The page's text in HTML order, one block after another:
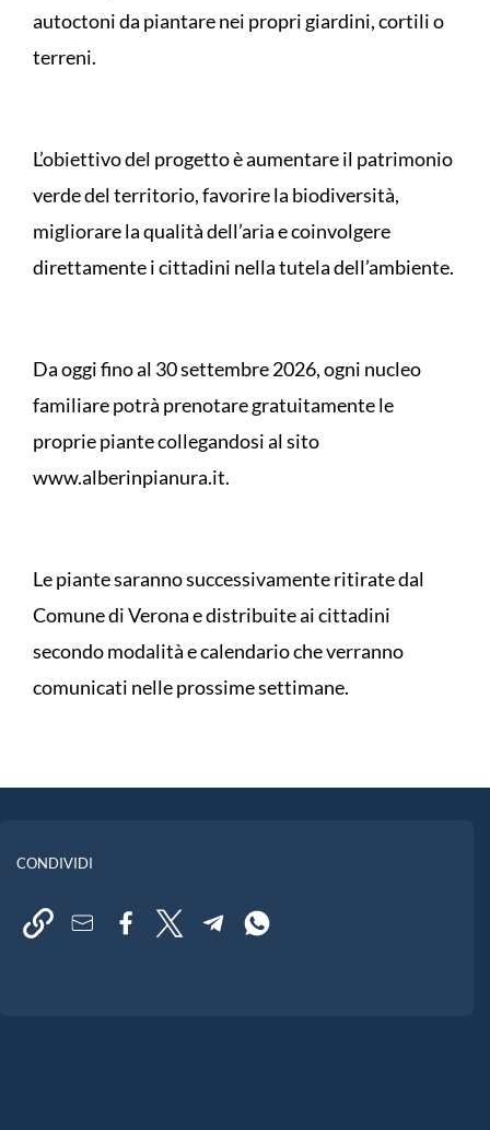
autoctoni da piantare nei propri giardini, cortili o
terreni.
L’obiettivo del progetto è aumentare il patrimonio
verde del territorio, favorire la biodiversità,
migliorare la qualità dell’aria e coinvolgere
direttamente i cittadini nella tutela dell’ambiente.
Da oggi fino al 30 settembre 2026, ogni nucleo
familiare potrà prenotare gratuitamente le
proprie piante collegandosi al sito
www.alberinpianura.it.
Le piante saranno successivamente ritirate dal
Comune di Verona e distribuite ai cittadini
secondo modalità e calendario che verranno
comunicati nelle prossime settimane.
CONDIVIDI